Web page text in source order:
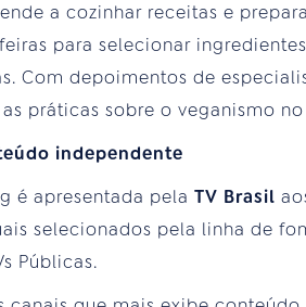
a cozinhar receitas e
para selecionar
Com depoimentos de
práticas sobre o veganismo
independente
é apresentada pela TV Brasil
selecionados pela linha de
Públicas.